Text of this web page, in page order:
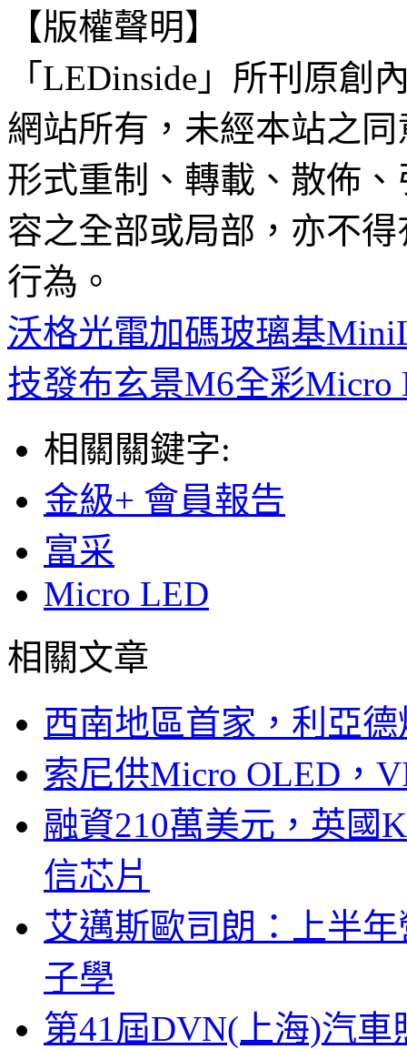
【版權聲明】
「LEDinside」所刊原創
網站所有，未經本站之
形式重制、轉載、散佈
容之全部或局部，亦不
行為。
沃格光電加碼玻璃基
技發布玄景M6全彩Micro
相關關鍵字:
金級+ 會員報告
富采
Micro LED
相關文章
西南地區首家，利亞
索尼供Micro OLED，
融資210萬美元，英國
信芯片
艾邁斯歐司朗：上半
子學
第41屆DVN(上海)汽